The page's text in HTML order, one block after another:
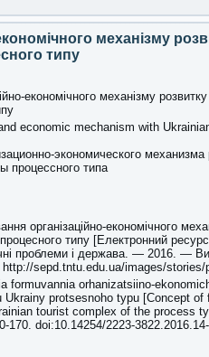
механізму
типу
економічного механізму
economic mechanism with
экономического механизма
процессного типа
організаційно-економічного
типу [Електронний
проблеми і держава. — 2016. —
sepd.tntu.edu.ua/images/stories/
formuvannia orhanizatsiino-
protsesnoho typu [Concept of
tourist complex of the process
170. doi:10.14254/2223-